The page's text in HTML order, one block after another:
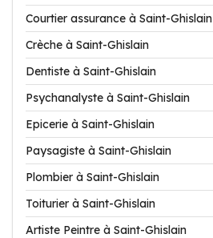
Courtier assurance à Saint-Ghislain
Crèche à Saint-Ghislain
Dentiste à Saint-Ghislain
Psychanalyste à Saint-Ghislain
Epicerie à Saint-Ghislain
Paysagiste à Saint-Ghislain
Plombier à Saint-Ghislain
Toiturier à Saint-Ghislain
Artiste Peintre à Saint-Ghislain